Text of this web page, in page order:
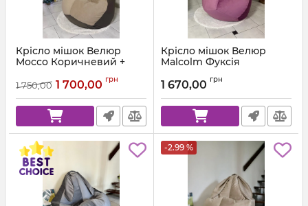
Крісло мішок Велюр
Mocco Коричневий +
Корона
1 750,00 1 700,00 грн
Крісло мішок Велюр
Malcolm Фуксія
1 670,00 грн
-2.99 %